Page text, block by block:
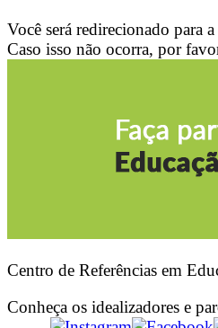
Você será redirecionado para
Caso isso não ocorra, por
Centro de Referências em
Conheça os idealizadores e